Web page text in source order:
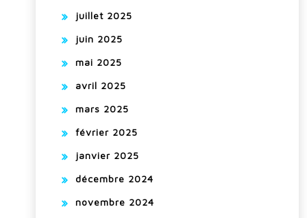
juillet 2025
juin 2025
mai 2025
avril 2025
mars 2025
février 2025
janvier 2025
décembre 2024
novembre 2024